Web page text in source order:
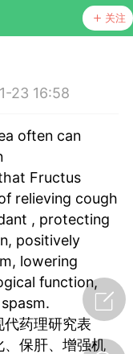
关注
问答
23 16:58
often can
Fructus
relieving cough
, protecting
positively
lowering
function,
药理研究表
保肝、增强机